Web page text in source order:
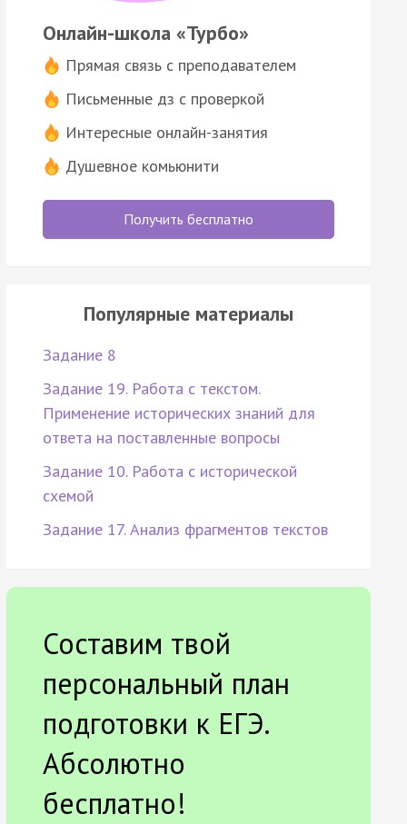
Онлайн-школа «Турбо»
Прямая связь с преподавателем
Письменные дз с проверкой
Интересные онлайн-занятия
Душевное комьюнити
Получить бесплатно
Популярные материалы
Задание 8
Задание 19. Работа с текстом.
Применение исторических знаний для
ответа на поставленные вопросы
Задание 10. Работа с исторической
схемой
Задание 17. Анализ фрагментов текстов
Составим твой
персональный план
подготовки к ЕГЭ.
Абсолютно
бесплатно!